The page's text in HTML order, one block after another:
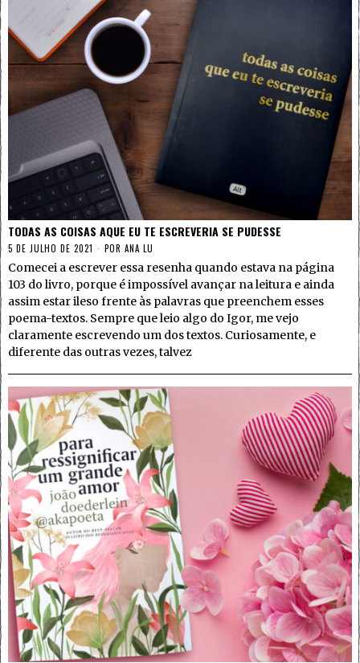
TODAS AS COISAS AQUE EU TE ESCREVERIA SE PUDESSE
5 DE JULHO DE 2021 POR ANA LU
Comecei a escrever essa resenha quando estava na página
103 do livro, porque é impossível avançar na leitura e ainda
assim estar ileso frente às palavras que preenchem esses
poema-textos. Sempre que leio algo do Igor, me vejo
claramente escrevendo um dos textos. Curiosamente, e
diferente das outras vezes, talvez